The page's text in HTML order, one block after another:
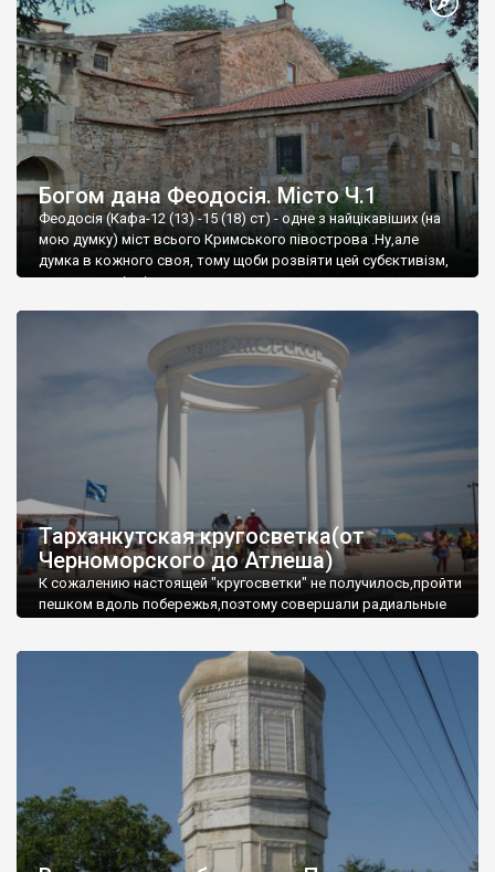
Богом дана Феодосія. Місто Ч.1
Феодосія (Кафа-12 (13) -15 (18) ст) - одне з найцікавіших (на
мою думку) міст всього Кримського півострова .Ну,але
думка в кожного своя, тому щоби розвіяти цей субєктивізм,
запрошую відвідати це
Тарханкутская кругосветка(от
Черноморского до Атлеша)
К сожалению настоящей "кругосветки" не получилось,пройти
пешком вдоль побережья,поэтому совершали радиальные